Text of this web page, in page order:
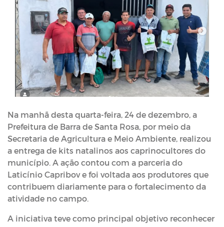
Na manhã desta quarta-feira, 24 de dezembro, a
Prefeitura de Barra de Santa Rosa, por meio da
Secretaria de Agricultura e Meio Ambiente, realizou
a entrega de kits natalinos aos caprinocultores do
município. A ação contou com a parceria do
Laticínio Capribov e foi voltada aos produtores que
contribuem diariamente para o fortalecimento da
atividade no campo.
A iniciativa teve como principal objetivo reconhecer